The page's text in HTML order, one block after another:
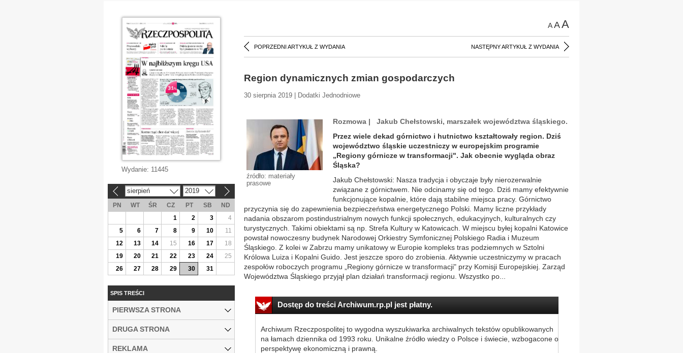
AAA
POPRZEDNI ARTYKUŁ Z WYDANIA NASTĘPNY ARTYKUŁ Z WYDANIA
Region dynamicznych zmian gospodarczych
30 sierpnia 2019 | Dodatki Jednodniowe
źródło: materiały
prasowe
Rozmowa | Jakub Chełstowski, marszałek województwa śląskiego.
Przez wiele dekad górnictwo i hutnictwo kształtowały region. Dziś
województwo śląskie uczestniczy w europejskim programie
„Regiony górnicze w transformacji". Jak obecnie wygląda obraz
Śląska?
Jakub Chełstowski: Nasza tradycja i obyczaje były nierozerwalnie
związane z górnictwem. Nie odcinamy się od tego. Dziś mamy efektywnie
funkcjonujące kopalnie, które dają stabilne miejsca pracy. Górnictwo
przyczynia się do zapewnienia bezpieczeństwa energetycznego Polski. Mamy liczne przykłady
nadania obszarom postindustrialnym nowych funkcji społecznych, edukacyjnych, kulturalnych czy
turystycznych. Takimi obiektami są np. Strefa Kultury w Katowicach. W miejscu byłej kopalni Katowice
powstał nowoczesny budynek Narodowej Orkiestry Symfonicznej Polskiego Radia i Muzeum
Śląskiego. Z kolei w Zabrzu mamy unikatowy w Europie kompleks tras podziemnych w Sztolni
Królowa Luiza i Kopalni Guido. Jest jeszcze sporo do zrobienia. Aktywnie uczestniczymy w pracach
zespołów roboczych programu „Regiony górnicze w transformacji" przy Komisji Europejskiej. Zarząd
Województwa Śląskiego przyjął plan działań transformacji regionu. Wszystko po...
Dostęp do treści Archiwum.rp.pl jest płatny.
Archiwum Rzeczpospolitej to wygodna wyszukiwarka archiwalnych tekstów opublikowanych
na łamach dziennika od 1993 roku. Unikalne źródło wiedzy o Polsce i świecie, wzbogacone o
perspektywę ekonomiczną i prawną.
Wydanie: 11445
sierpień 2019
PN WT ŚR CZ PT SB
ND
1
2 3
4
5
6 7 8 9 10
11
12
13 14 15 16 17
18
19
20 21 22 23 24
25
26
27 28 29 30 31
SPIS TREŚCI
PIERWSZA STRONA
DRUGA STRONA
REKLAMA